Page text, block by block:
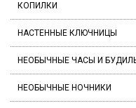
КОПИЛКИ
НАСТЕННЫЕ КЛЮЧНИЦЫ
НЕОБЫЧНЫЕ ЧАСЫ И
НЕОБЫЧНЫЕ НОЧНИКИ